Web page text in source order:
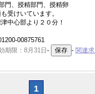
門、授精部門、授精卵
受けいています。
中心部より２０分！
00875761
期限：8月31日- - 関連
1